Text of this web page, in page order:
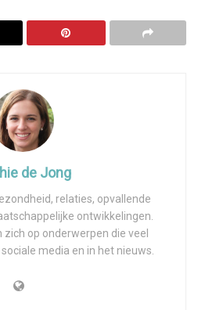
de Jong
relaties, opvallende
ontwikkelingen.
zich op onderwerpen die veel
media en in het nieuws.